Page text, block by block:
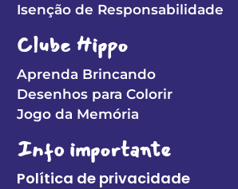
Isenção de Responsabilidade
Clube Hippo
Aprenda Brincando
Desenhos para Colorir
Jogo da Memória
Info importante
Política de privacidade